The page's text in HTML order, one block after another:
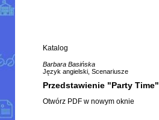
Katalog
Barbara Basińska
Język angielski, Scenariusze
Przedstawienie "Party Time"
Otwórz PDF w nowym oknie